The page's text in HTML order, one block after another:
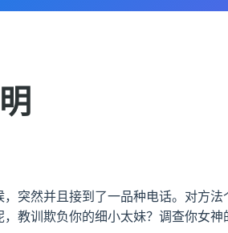
突然并且接到了一品种电话。对方法
教训欺负你的细小太妹？调查你女神